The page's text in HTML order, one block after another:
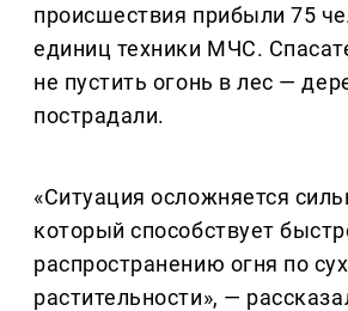
происшествия прибыли 75
единиц техники МЧС.
не пустить огонь в лес —
пострадали.
«Ситуация осложняется
который способствует
распространению огня по
растительности», —